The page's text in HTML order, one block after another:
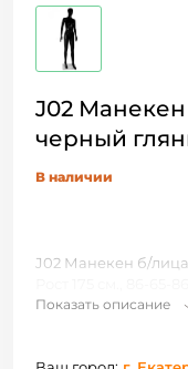
J02
черный
В наличии
J02 Манекен б/
Показать описание